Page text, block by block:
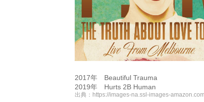
2017年 Beautiful Trauma
2019年 Hurts 2B Human
出典： https://images-na.ssl-images-amazon.com